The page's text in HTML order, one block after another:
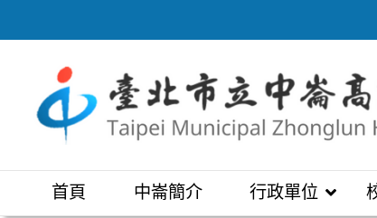
至
區
首頁 中崙簡介 行政單位